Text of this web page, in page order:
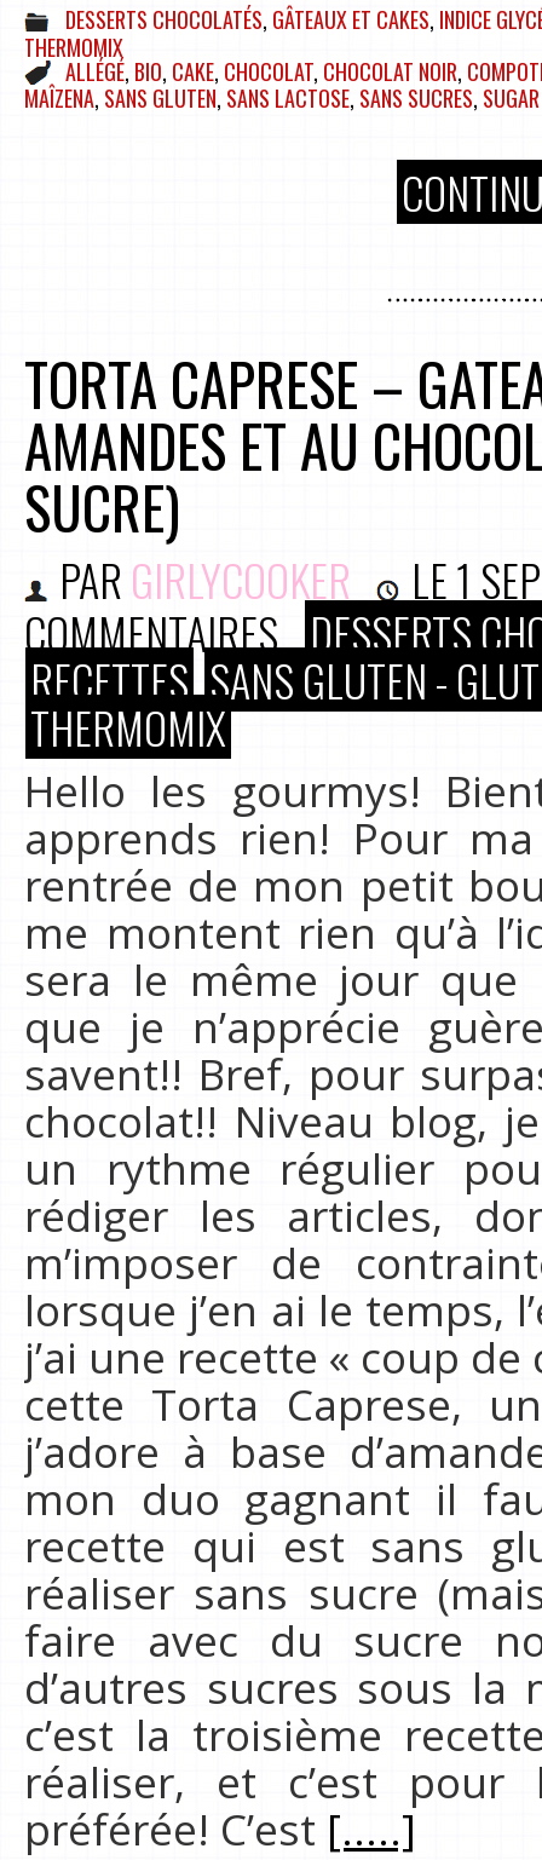
DESSERTS CHOCOLATÉS, GÂTEAUX ET CAKES, INDICE
THERMOMIX
ALLÉGÉ, BIO, CAKE, CHOCOLAT, CHOCOLAT NOIR,
MAÎZENA, SANS GLUTEN, SANS LACTOSE, SANS SUCRES,
TORTA CAPRESE –
AMANDES ET AU
SUCRE)
PAR GIRLYCOOKER LE1
COMMENTAIRES DESSERTS
RECETTES SANS GLUTEN -
THERMOMIX
Hello les gourmys!
apprends rien! Pour
rentrée de mon petit
me montent rien qu’à
sera le même jour que
que je n’apprécie
savent!! Bref, pour
chocolat!! Niveau blog,
un rythme régulier
rédiger les articles,
m’imposer de
lorsque j’en ai le temps,
j’ai une recette « coup
cette Torta Caprese,
j’adore à base
mon duo gagnant il
recette qui est sans
réaliser sans sucre
faire avec du sucre
d’autres sucres sous
c’est la troisième
réaliser, et c’est
préférée! C’est [.....]